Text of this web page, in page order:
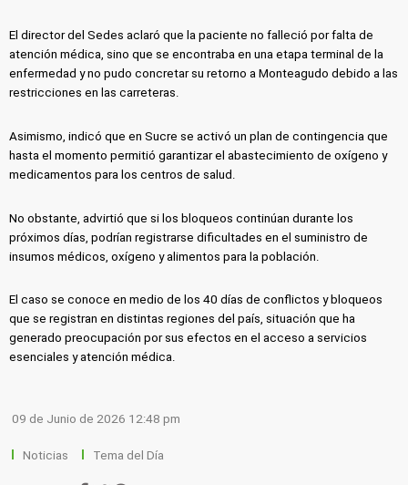
El director del Sedes aclaró que la paciente no falleció por falta de
atención médica, sino que se encontraba en una etapa terminal de la
enfermedad y no pudo concretar su retorno a Monteagudo debido a las
restricciones en las carreteras.
Asimismo, indicó que en Sucre se activó un plan de contingencia que
hasta el momento permitió garantizar el abastecimiento de oxígeno y
medicamentos para los centros de salud.
No obstante, advirtió que si los bloqueos continúan durante los
próximos días, podrían registrarse dificultades en el suministro de
insumos médicos, oxígeno y alimentos para la población.
El caso se conoce en medio de los 40 días de conflictos y bloqueos
que se registran en distintas regiones del país, situación que ha
generado preocupación por sus efectos en el acceso a servicios
esenciales y atención médica.
09 de Junio de 2026 12:48 pm
Noticias Tema del Día